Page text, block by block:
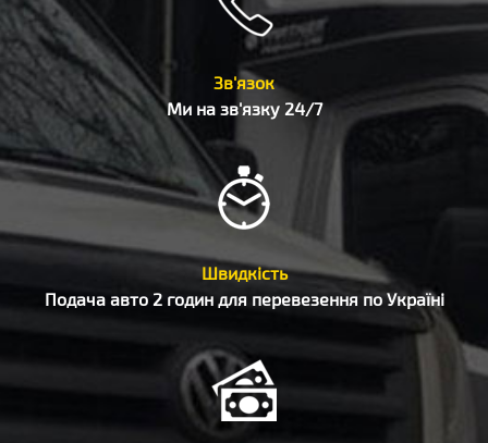
Зв'язок
Ми на зв'язку 24/7
Швидкість
Подача авто 2 годин для перевезення по Україні